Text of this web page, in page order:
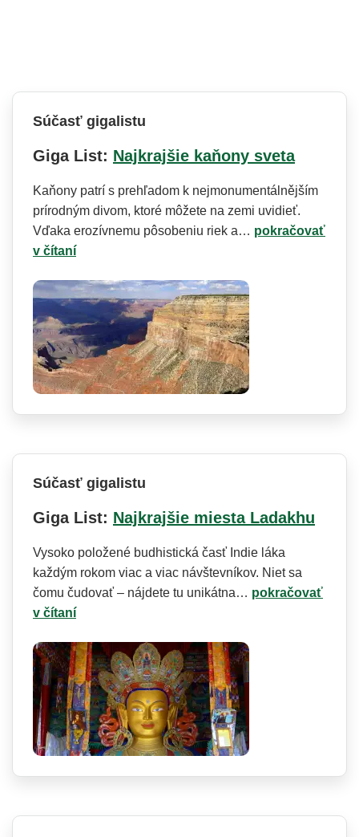
Súčasť gigalistu
Giga List: Najkrajšie kaňony sveta
Kaňony patrí s prehľadom k nejmonumentál­nějším
prírodným divom, ktoré môžete na zemi uvidieť.
Vďaka erozívnemu pôsobeniu riek a… pokračovať
v čítaní
Súčasť gigalistu
Giga List: Najkrajšie miesta Ladakhu
Vysoko položené budhistická časť Indie láka
každým rokom viac a viac návštevníkov. Niet sa
čomu čudovať – nájdete tu unikátna… pokračovať
v čítaní